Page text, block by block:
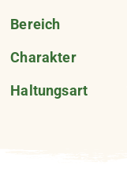
Bereich
Charakter
Haltungsart